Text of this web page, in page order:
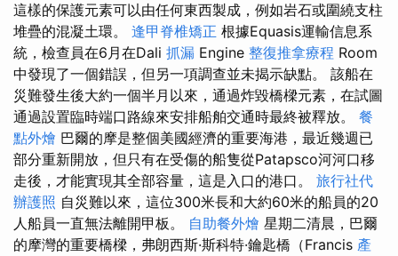
這樣的保護元素可以由任何東西製成，例如岩石或圍繞支柱
堆疊的混凝土環。 逢甲脊椎矯正 根據Equasis運輸信息系
統，檢查員在6月在Dali 抓漏 Engine 整復推拿療程 Room
中發現了一個錯誤，但另一項調查並未揭示缺點。 該船在
災難發生後大約一個半月以來，通過炸毀橋樑元素，在試圖
通過設置臨時端口路線來安排船舶交通時最終被釋放。 餐
點外燴 巴爾的摩是整個美國經濟的重要海港，最近幾週已
部分重新開放，但只有在受傷的船隻從Patapsco河河口移
走後，才能實現其全部容量，這是入口的港口。 旅行社代
辦護照 自災難以來，這位300米長和大約60米的船員的20
人船員一直無法離開甲板。 自助餐外燴 星期二清晨，巴爾
的摩灣的重要橋樑，弗朗西斯·斯科特·鑰匙橋（Francis 產